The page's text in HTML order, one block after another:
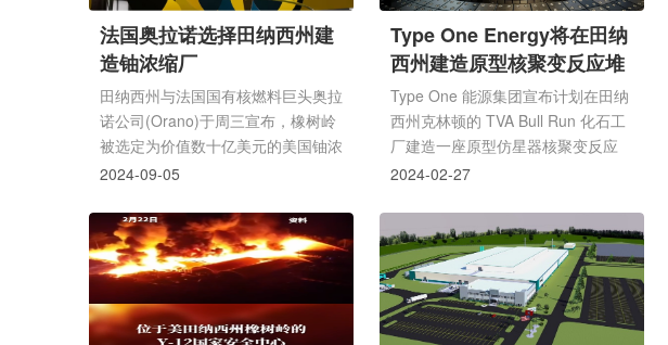
金将用于建造核废料回收设施(业内
称乏核燃料回收设施)，该设施能把
核废料转化为快堆燃...
化反应堆购买核电。此计划将支持加
州核能公司凯罗斯开发的500兆瓦先
进核电...
法国奥拉诺选择田纳西州建
造铀浓缩厂
田纳西州与法国国有核燃料巨头奥拉
诺公司(Orano)于周三宣布，橡树岭
被选定为价值数十亿美元的美国铀浓
缩设施的首选建设地点。
2024-09-05
Type One Energy将在田纳
西州建造原型核聚变反应堆
Type One 能源集团宣布计划在田纳
西州克林顿的 TVA Bull Run 化石工
厂建造一座原型仿星器核聚变反应
堆。该公司最早可能于 2025 年开始
2024-02-27